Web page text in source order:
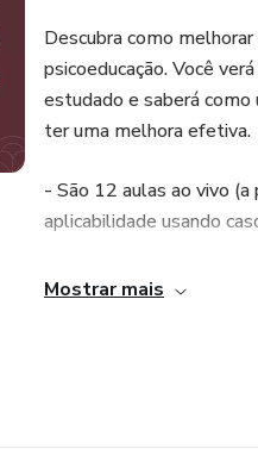
Descubra como
psicoeducação. Você
estudado e saberá como
ter uma melhora efetiva.
- São 12 aulas ao vivo
aplicabilidade usando
- Recursos em png, pdf
Mostrar mais